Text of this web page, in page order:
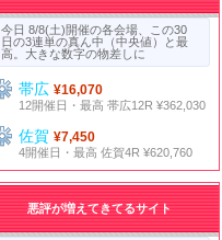
今日 8/8(土)開催の各会場、この30
日の3連単の真ん中（中央値）と最
高。大きな数字の物差しに
帯広¥16,070
12開催日・最高 帯広12R ¥362,030
佐賀¥7,450
4開催日・最高 佐賀4R ¥620,760
悪評が増えてきてるサイト